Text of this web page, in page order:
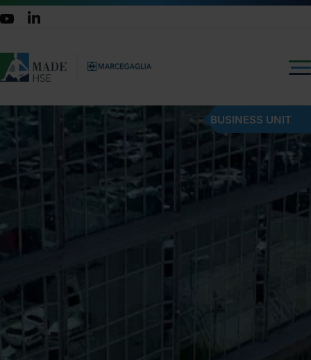
BUSINESS UNIT